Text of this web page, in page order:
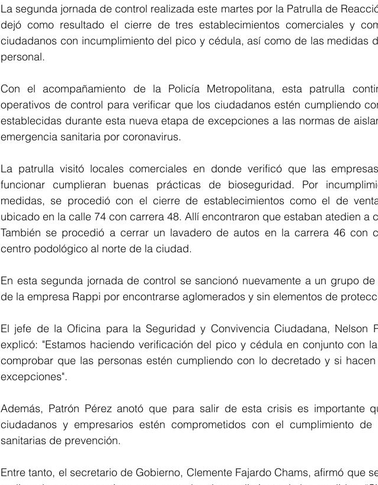
La segunda jornada de control realizada este martes por la Patrulla de
dejó como resultado el cierre de tres establecimientos comerciales y
ciudadanos con incumplimiento del pico y cédula, así como de las medidas
personal.
Con el acompañamiento de la Policía Metropolitana, esta patrulla
operativos de control para verificar que los ciudadanos estén cumpliendo
establecidas durante esta nueva etapa de excepciones a las normas de
emergencia sanitaria por coronavirus.
La patrulla visitó locales comerciales en donde verificó que las
funcionar cumplieran buenas prácticas de bioseguridad. Por
medidas, se procedió con el cierre de establecimientos como el de
ubicado en la calle 74 con carrera 48. Allí encontraron que estaban atedien a
También se procedió a cerrar un lavadero de autos en la carrera 46 con
centro podológico al norte de la ciudad.
En esta segunda jornada de control se sancionó nuevamente a un grupo
de la empresa Rappi por encontrarse aglomerados y sin elementos de
El jefe de la Oficina para la Seguridad y Convivencia Ciudadana, Nelson
explicó: "Estamos haciendo verificación del pico y cédula en conjunto con
comprobar que las personas estén cumpliendo con lo decretado y si
excepciones".
Además, Patrón Pérez anotó que para salir de esta crisis es importante
ciudadanos y empresarios estén comprometidos con el cumplimiento de
sanitarias de prevención.
Entre tanto, el secretario de Gobierno, Clemente Fajardo Chams, afirmó que